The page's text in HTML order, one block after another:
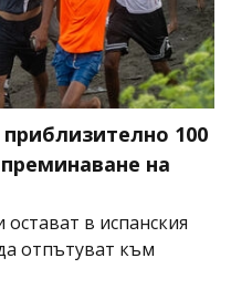
100
на
в испанския
отпътуват към